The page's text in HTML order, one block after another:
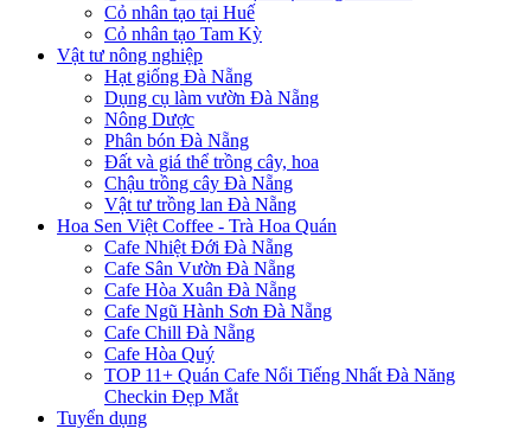
Cỏ nhân tạo tại Huế
Cỏ nhân tạo Tam Kỳ
Vật tư nông nghiệp
Hạt giống Đà Nẵng
Dụng cụ làm vườn Đà Nẵng
Nông Dược
Phân bón Đà Nẵng
Đất và giá thể trồng cây, hoa
Chậu trồng cây Đà Nẵng
Vật tư trồng lan Đà Nẵng
Hoa Sen Việt Coffee - Trà Hoa Quán
Cafe Nhiệt Đới Đà Nẵng
Cafe Sân Vườn Đà Nẵng
Cafe Hòa Xuân Đà Nẵng
Cafe Ngũ Hành Sơn Đà Nẵng
Cafe Chill Đà Nẵng
Cafe Hòa Quý
TOP 11+ Quán Cafe Nổi Tiếng Nhất Đà Năng
Checkin Đẹp Mắt
Tuyển dụng